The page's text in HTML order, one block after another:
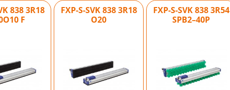
838 3R18
F
FXP-S-SVK 838 3R18
O20
FXP-S-SVK 838 3R54
SPB2–40P